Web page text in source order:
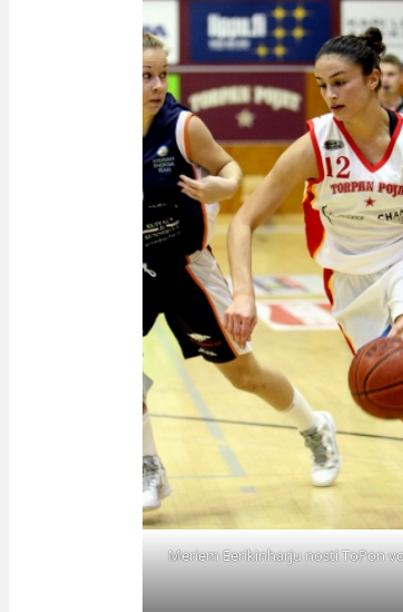
Meriem Eerikinharju nosti ToPon